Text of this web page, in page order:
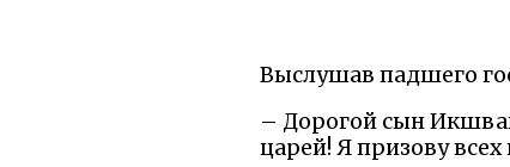
Выслушав падшего
– Дорогой сын
царей! Я призову